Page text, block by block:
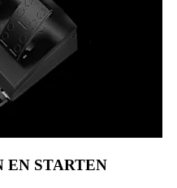
EN STARTEN